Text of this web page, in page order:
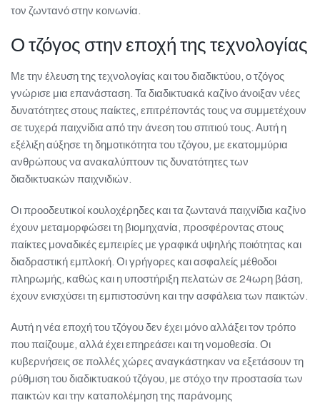
τον ζωντανό στην κοινωνία.
Ο τζόγος στην εποχή της τεχνολογίας
Με την έλευση της τεχνολογίας και του διαδικτύου, ο τζόγος
γνώρισε μια επανάσταση. Τα διαδικτυακά καζίνο άνοιξαν νέες
δυνατότητες στους παίκτες, επιτρέποντάς τους να συμμετέχουν
σε τυχερά παιχνίδια από την άνεση του σπιτιού τους. Αυτή η
εξέλιξη αύξησε τη δημοτικότητα του τζόγου, με εκατομμύρια
ανθρώπους να ανακαλύπτουν τις δυνατότητες των
διαδικτυακών παιχνιδιών.
Οι προοδευτικοί κουλοχέρηδες και τα ζωντανά παιχνίδια καζίνο
έχουν μεταμορφώσει τη βιομηχανία, προσφέροντας στους
παίκτες μοναδικές εμπειρίες με γραφικά υψηλής ποιότητας και
διαδραστική εμπλοκή. Οι γρήγορες και ασφαλείς μέθοδοι
πληρωμής, καθώς και η υποστήριξη πελατών σε 24ωρη βάση,
έχουν ενισχύσει τη εμπιστοσύνη και την ασφάλεια των παικτών.
Αυτή η νέα εποχή του τζόγου δεν έχει μόνο αλλάξει τον τρόπο
που παίζουμε, αλλά έχει επηρεάσει και τη νομοθεσία. Οι
κυβερνήσεις σε πολλές χώρες αναγκάστηκαν να εξετάσουν τη
ρύθμιση του διαδικτυακού τζόγου, με στόχο την προστασία των
παικτών και την καταπολέμηση της παράνομης